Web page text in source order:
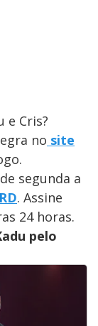
e Cris?
no site
segunda a
. Assine
24 horas.
pelo